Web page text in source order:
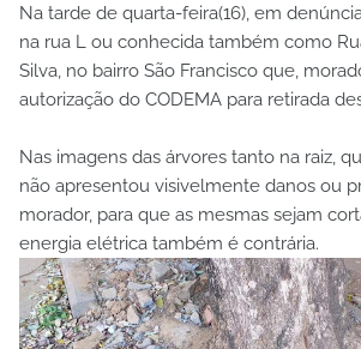
Na tarde de quarta-feira(16), em
na rua L ou conhecida também como
Silva, no bairro São Francisco que,
autorização do CODEMA para retirada
Nas imagens das árvores tanto na raiz,
não apresentou visivelmente danos ou
morador, para que as mesmas sejam
energia elétrica também é contrária.